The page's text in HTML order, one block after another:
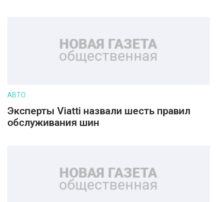
АВТО
Эксперты Viatti назвали шесть правил
обслуживания шин